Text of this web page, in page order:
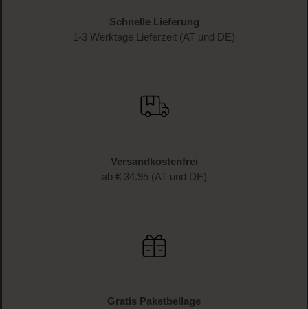
Schnelle Lieferung
1-3 Werktage Lieferzeit (AT und DE)
Versandkostenfrei
ab € 34.95 (AT und DE)
Gratis Paketbeilage